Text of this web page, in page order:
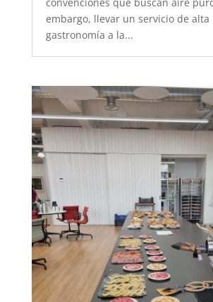
embargo, llevar un servicio de alta
gastronomía a la...